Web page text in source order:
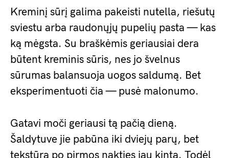
Kreminį sūrį galima pakeisti nutella, riešutų
sviestu arba raudonųjų pupelių pasta — kas
ką mėgsta. Su braškėmis geriausiai dera
būtent kreminis sūris, nes jo švelnus
sūrumas balansuoja uogos saldumą. Bet
eksperimentuoti čia — pusė malonumo.
Gatavi moči geriausi tą pačią dieną.
Šaldytuve jie pabūna iki dviejų parų, bet
tekstūra po pirmos nakties jau kinta. Todėl